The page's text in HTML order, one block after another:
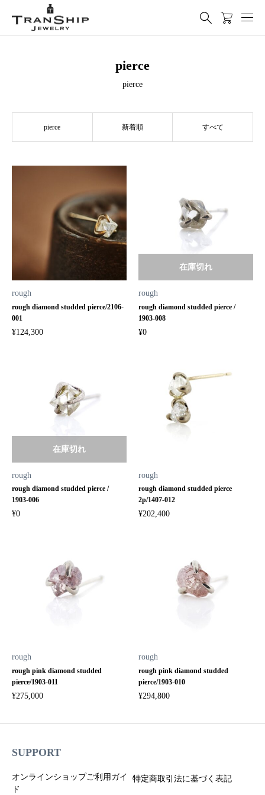
pierce
pierce
pierce 新着順 すべて
rough
rough diamond studded pierce/2106-
001
¥124,300
rough
rough diamond studded pierce /
1903-008
¥0
在庫切れ
rough
rough diamond studded pierce /
1903-006
¥0
在庫切れ
rough
rough diamond studded pierce
2p/1407-012
¥202,400
rough
rough pink diamond studded
pierce/1903-011
¥275,000
rough
rough pink diamond studded
pierce/1903-010
¥294,800
SUPPORT
オンラインショップご利用ガイ
ド
特定商取引法に基づく表記